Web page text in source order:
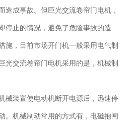
造成事故。但巨光交流卷帘门电机，
停止的情况，避免了危险事故的造
施，目前市场开门机一般采用电气制
光交流卷帘门电机采用的是，机械制
械装置使电动机断开电源后，迅速停
。机械制动常用的方式有，电磁抱闸